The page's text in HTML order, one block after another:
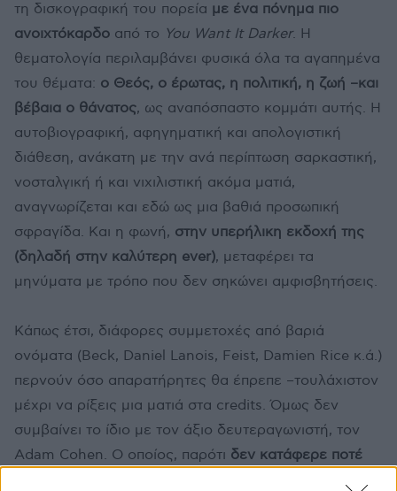
τη δισκογραφική του πορεία με ένα πόνημα πιο
ανοιχτόκαρδο από το You Want It Darker. Η
θεματολογία περιλαμβάνει φυσικά όλα τα αγαπημένα
του θέματα: ο Θεός, ο έρωτας, η πολιτική, η ζωή –και
βέβαια ο θάνατος, ως αναπόσπαστο κομμάτι αυτής. Η
αυτοβιογραφική, αφηγηματική και απολογιστική
διάθεση, ανάκατη με την ανά περίπτωση σαρκαστική,
νοσταλγική ή και νιχιλιστική ακόμα ματιά,
αναγνωρίζεται και εδώ ως μια βαθιά προσωπική
σφραγίδα. Και η φωνή, στην υπερήλικη εκδοχή της
(δηλαδή στην καλύτερη ever), μεταφέρει τα
μηνύματα με τρόπο που δεν σηκώνει αμφισβητήσεις.
Κάπως έτσι, διάφορες συμμετοχές από βαριά
ονόματα (Beck, Daniel Lanois, Feist, Damien Rice κ.ά.)
περνούν όσο απαρατήρητες θα έπρεπε –τουλάχιστον
μέχρι να ρίξεις μια ματιά στα credits. Όμως δεν
συμβαίνει το ίδιο με τον άξιο δευτεραγωνιστή, τον
Adam Cohen. Ο οποίος, παρότι δεν κατάφερε ποτέ